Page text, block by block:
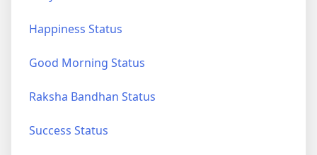
Happiness Status
Good Morning Status
Raksha Bandhan Status
Success Status